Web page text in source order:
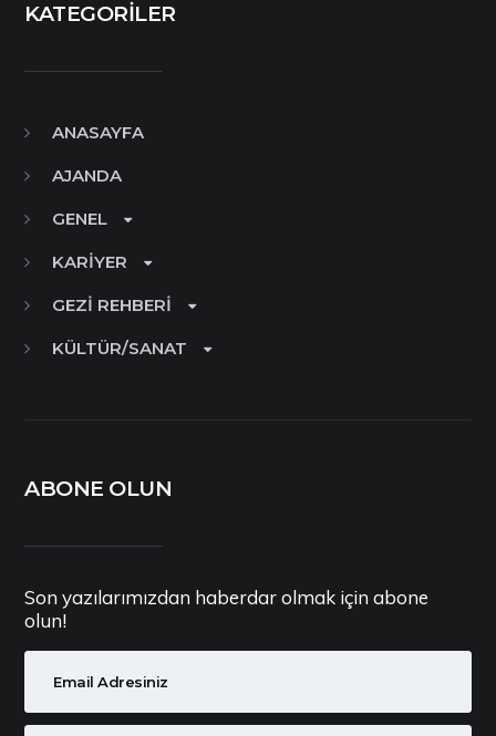
KATEGORILER
ANASAYFA
AJANDA
GENEL
KARIYER
GEZI REHBERI
KÜLTÜR/SANAT
ABONE OLUN
Son yazılarımızdan haberdar olmak için abone
olun!